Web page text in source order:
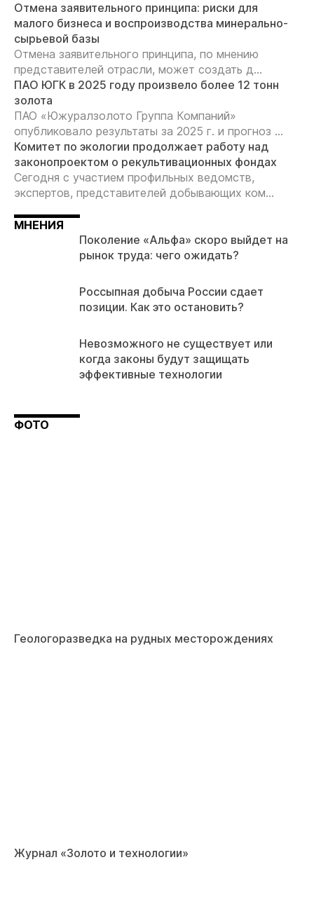
Отмена заявительного принципа: риски для
малого бизнеса и воспроизводства минерально-
сырьевой базы
Отмена заявительного принципа, по мнению
представителей отрасли, может создать д...
ПАО ЮГК в 2025 году произвело более 12 тонн
золота
ПАО «Южуралзолото Группа Компаний»
опубликовало результаты за 2025 г. и прогноз ...
Комитет по экологии продолжает работу над
законопроектом о рекультивационных фондах
Сегодня с участием профильных ведомств,
экспертов, представителей добывающих ком...
МНЕНИЯ
Поколение «Альфа» скоро выйдет на
рынок труда: чего ожидать?
Россыпная добыча России сдает
позиции. Как это остановить?
Невозможного не существует или
когда законы будут защищать
эффективные технологии
ФОТО
Геологоразведка на рудных месторождениях
Журнал «Золото и технологии»